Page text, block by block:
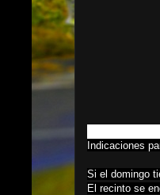
Indicaciones
Si el domingo
El recinto se